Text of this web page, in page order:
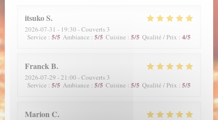
itsukoS
2026-07-31 - 19:30 - Couverts 3
Service : 5/5 Ambiance : 5/5 Cuisine : 5/5 Qualité / Prix : 4/5
FranckB
2026-07-29 - 21:00 - Couverts 3
Service : 5/5 Ambiance : 5/5 Cuisine : 5/5 Qualité / Prix : 5/5
Marion C